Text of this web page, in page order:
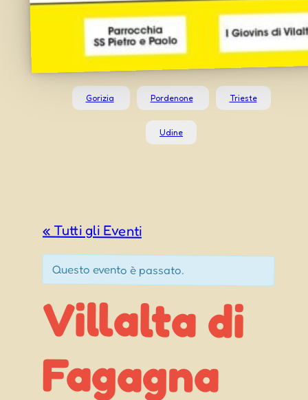
Gorizia Pordenone Trieste
Udine
« Tutti gli Eventi
Questo evento è passato.
Villalta di
Fagagna
Sagrute di